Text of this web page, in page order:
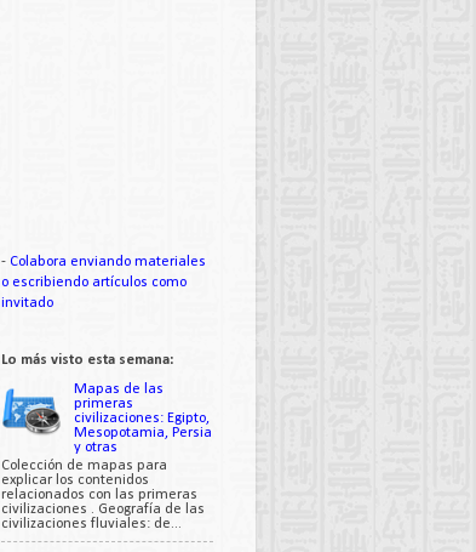
- Colabora enviando materiales
o escribiendo artículos como
invitado
Lo más visto esta semana:
Mapas de las
primeras
civilizaciones: Egipto,
Mesopotamia, Persia
y otras
Colección de mapas para
explicar los contenidos
relacionados con las primeras
civilizaciones . Geografía de las
civilizaciones fluviales: de...